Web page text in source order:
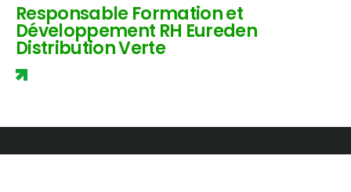
Responsable Formation et
Développement RH Eureden
Distribution Verte